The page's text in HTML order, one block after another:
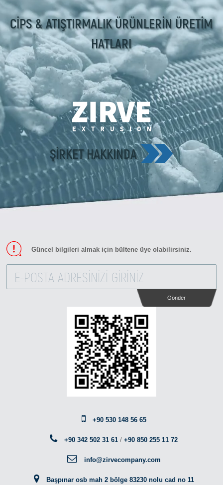
CİPS & ATIŞTIRMALIK ÜRÜNLERİN ÜRETİM
HATLARI
ŞIRKET HAKKINDA
Güncel bilgileri almak için bültene üye olabilirsiniz.
Gönder
+90 530 148 56 65
+90 342 502 31 61 /+90 850 255 11 72
info@zirvecompany.com
Başpınar osb mah 2 bölge 83230 nolu cad no 11